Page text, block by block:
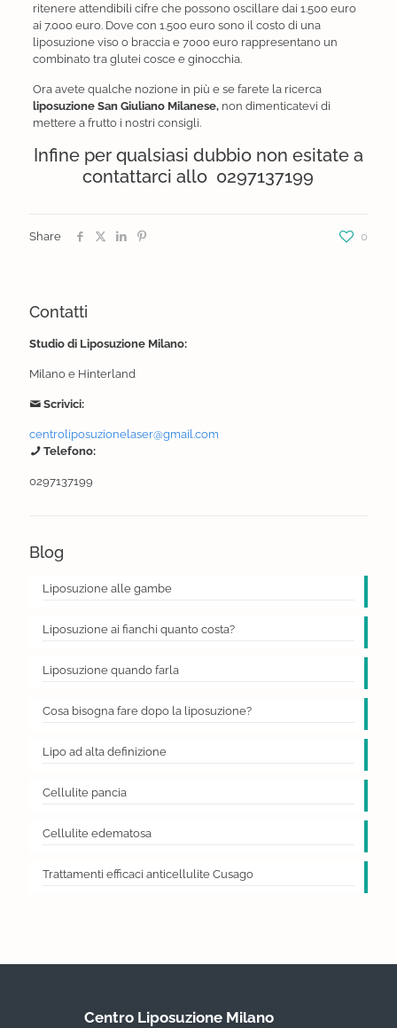
ritenere attendibili cifre che possono oscillare dai 1.500 euro
ai 7.000 euro. Dove con 1.500 euro sono il costo di una
liposuzione viso o braccia e 7000 euro rappresentano un
combinato tra glutei cosce e ginocchia.
Ora avete qualche nozione in più e se farete la ricerca
liposuzione San Giuliano Milanese,non dimenticatevi di
mettere a frutto i nostri consigli.
Infine per qualsiasi dubbio non esitate a
contattarci allo 0297137199
Share 0
Contatti
Studio di Liposuzione Milano:
Milano e Hinterland
Scrivici:
centroliposuzionelaser@gmail.com
Telefono:
0297137199
Blog
Liposuzione alle gambe
Liposuzione ai fianchi quanto costa?
Liposuzione quando farla
Cosa bisogna fare dopo la liposuzione?
Lipo ad alta definizione
Cellulite pancia
Cellulite edematosa
Trattamenti efficaci anticellulite Cusago
Centro Liposuzione Milano